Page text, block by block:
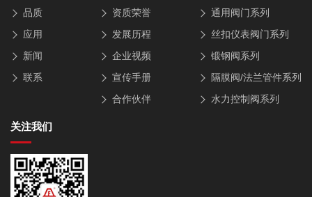
品质
应用
新闻
联系
资质荣誉
发展历程
企业视频
宣传手册
合作伙伴
通用阀门系列
丝扣仪表阀门系列
锻钢阀系列
隔膜阀/法兰管件系列
水力控制阀系列
关注我们